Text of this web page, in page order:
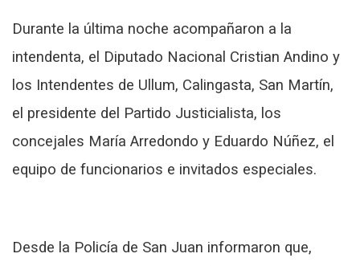
Durante la última noche acompañaron a la
intendenta, el Diputado Nacional Cristian Andino y
los Intendentes de Ullum, Calingasta, San Martín,
el presidente del Partido Justicialista, los
concejales María Arredondo y Eduardo Núñez, el
equipo de funcionarios e invitados especiales.
Desde la Policía de San Juan informaron que,